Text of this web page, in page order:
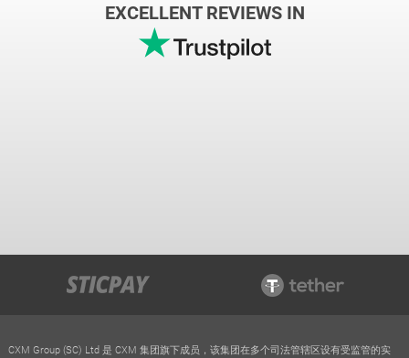
EXCELLENT REVIEWS IN
CXM Group (SC) Ltd 是 CXM 集团旗下成员，该集团在多个司法管辖区设有受监管的实